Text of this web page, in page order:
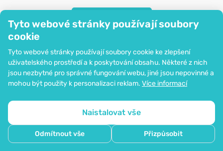
Tyto webové stránky používají soubory
cookie
Tyto webové stránky používají soubory cookie ke zlepšení
uživatelského prostředí a k poskytování obsahu. Některé z nich
jsou nezbytné pro správné fungování webu, jiné jsou nepovinné a
mohou být použity k personalizaci reklam. Více informací
Naistalovat vše
Odmítnout vše Přizpůsobit
Na hlavní stránku